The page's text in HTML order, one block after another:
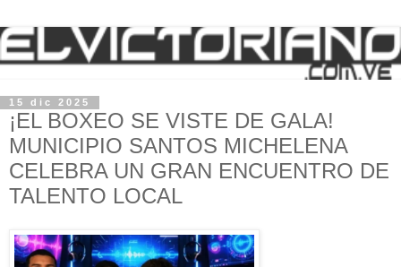
15 dic 2025
¡EL BOXEO SE VISTE DE GALA!
MUNICIPIO SANTOS MICHELENA
CELEBRA UN GRAN ENCUENTRO DE
TALENTO LOCAL